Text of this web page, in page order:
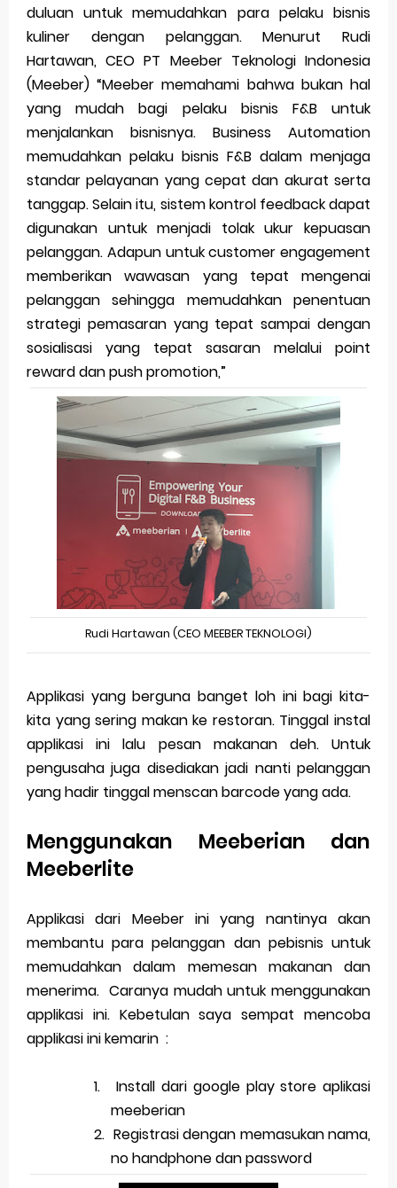
duluan untuk memudahkan para pelaku bisnis
kuliner dengan pelanggan. Menurut Rudi
Hartawan, CEO PT Meeber Teknologi Indonesia
(Meeber) “Meeber memahami bahwa bukan hal
yang mudah bagi pelaku bisnis F&B untuk
menjalankan bisnisnya. Business Automation
memudahkan pelaku bisnis F&B dalam menjaga
standar pelayanan yang cepat dan akurat serta
tanggap. Selain itu, sistem kontrol feedback dapat
digunakan untuk menjadi tolak ukur kepuasan
pelanggan. Adapun untuk customer engagement
memberikan wawasan yang tepat mengenai
pelanggan sehingga memudahkan penentuan
strategi pemasaran yang tepat sampai dengan
sosialisasi yang tepat sasaran melalui point
reward dan push promotion,”
Rudi Hartawan (CEO MEEBER TEKNOLOGI)
Applikasi yang berguna banget loh ini bagi kita-
kita yang sering makan ke restoran. Tinggal instal
applikasi ini lalu pesan makanan deh. Untuk
pengusaha juga disediakan jadi nanti pelanggan
yang hadir tinggal menscan barcode yang ada.
Menggunakan Meeberian dan
Meeberlite
Applikasi dari Meeber ini yang nantinya akan
membantu para pelanggan dan pebisnis untuk
memudahkan dalam memesan makanan dan
menerima. Caranya mudah untuk menggunakan
applikasi ini. Kebetulan saya sempat mencoba
applikasi ini kemarin :
1.
Install dari google play store aplikasi
meeberian
2. Registrasi dengan memasukan nama,
no handphone dan password